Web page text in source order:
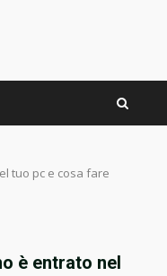
tuo pc e cosa fare
è entrato nel